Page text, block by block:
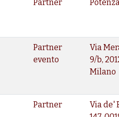
Partner
Partner
evento
Via
9/b,
Milano
Partner
Via de'